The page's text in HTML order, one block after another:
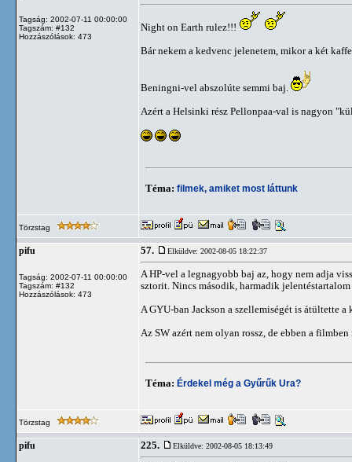
Tagság: 2002-07-11 00:00:00
Tagszám: #132
Hozzászólások: 473
Night on Earth rulez!!!
Bár nekem a kedvenc jelenetem, mikor a két
Beningni-vel abszolúte semmi baj.
Azért a Helsinki rész Pellonpaa-val is nagyon
Téma: filmek, amiket most láttunk
Törzstag
pifu
Tagság: 2002-07-11 00:00:00
Tagszám: #132
Hozzászólások: 473
57. Elküldve: 2002-08-05 18:22:37
A HP-vel a legnagyobb baj az, hogy nem adja
sztorit. Nincs második, harmadik
A GYU-ban Jackson a szellemiségét is átültette
Az SW azért nem olyan rossz, de ebben a
Téma: Érdekel még a Gyűrűk Ura?
Törzstag
pifu 225. Elküldve: 2002-08-05 18:13:49